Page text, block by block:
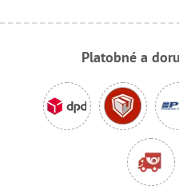
Platobné a